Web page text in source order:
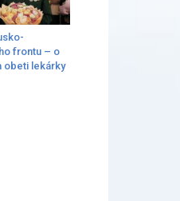
frontu – o
obeti lekárky